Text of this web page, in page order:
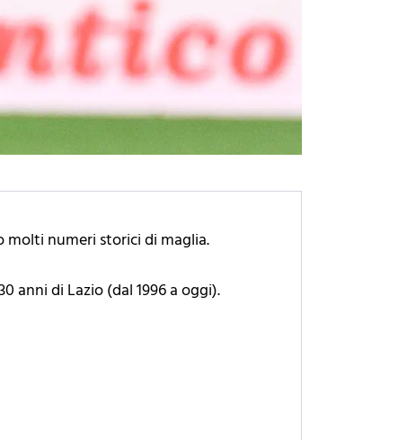
numeri storici di maglia.
anni di Lazio (dal 1996 a oggi).